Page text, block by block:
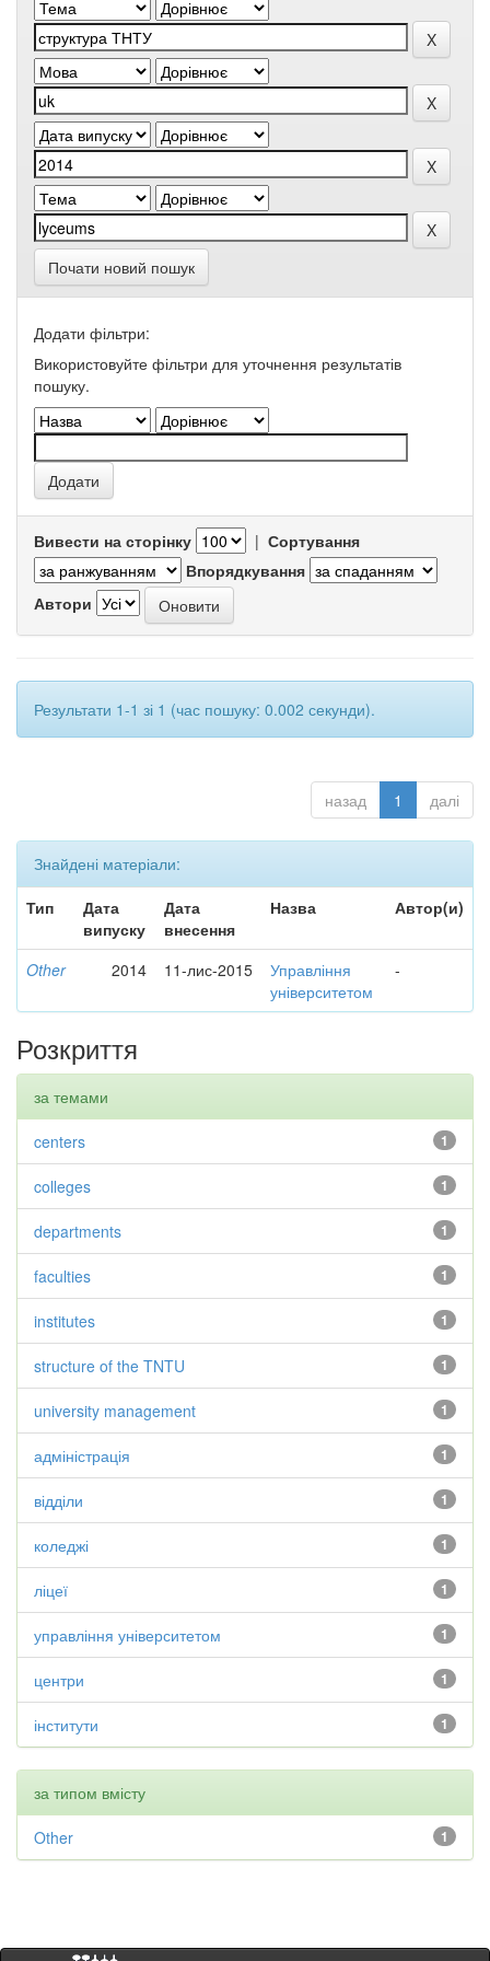
Почати новий пошук
Додати фільтри:
Використовуйте фільтри для уточнення результатів
пошуку.
Вивести на сторінку | Сортування
Впорядкування
Автори
Результати 1-1 зі 1 (час пошуку: 0.002 секунди).
назад 1 далі
Знайдені матеріали:
Тип
Дата
випуску
Дата
внесення
Назва Автор(и)
Other 2014 11-лис-2015
Управління
університетом
-
Розкриття
за темами
1
centers
1
colleges
1
departments
1
faculties
1
institutes
1
structure of the TNTU
1
university management
1
адміністрація
1
відділи
1
коледжі
1
ліцеї
1
управління університетом
1
центри
1
інститути
за типом вмісту
1
Other